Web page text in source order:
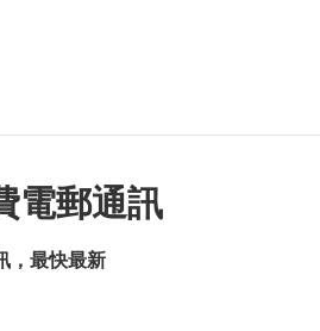
電郵通訊
，最快最新